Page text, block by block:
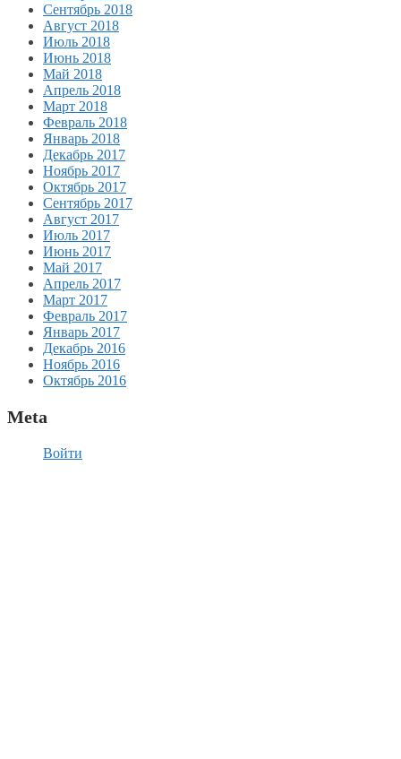
Сентябрь 2018
Август 2018
Июль 2018
Июнь 2018
Май 2018
Апрель 2018
Март 2018
Февраль 2018
Январь 2018
Декабрь 2017
Ноябрь 2017
Октябрь 2017
Сентябрь 2017
Август 2017
Июль 2017
Июнь 2017
Май 2017
Апрель 2017
Март 2017
Февраль 2017
Январь 2017
Декабрь 2016
Ноябрь 2016
Октябрь 2016
Meta
Войти